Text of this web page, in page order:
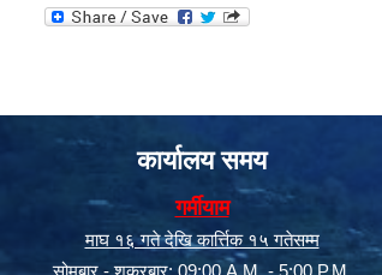
कार्यालय समय
गर्मीयाम
माघ १६ गते देखि कार्त्तिक १५ गतेसम्म